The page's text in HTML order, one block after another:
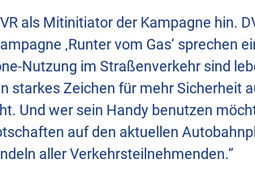
als Mitinitiator der Kampagne hin.
‚Runter vom Gas‘ sprechen
Nutzung im Straßenverkehr sind
starkes Zeichen für mehr Sicherheit
Und wer sein Handy benutzen
auf den aktuellen
aller Verkehrsteilnehmenden.“